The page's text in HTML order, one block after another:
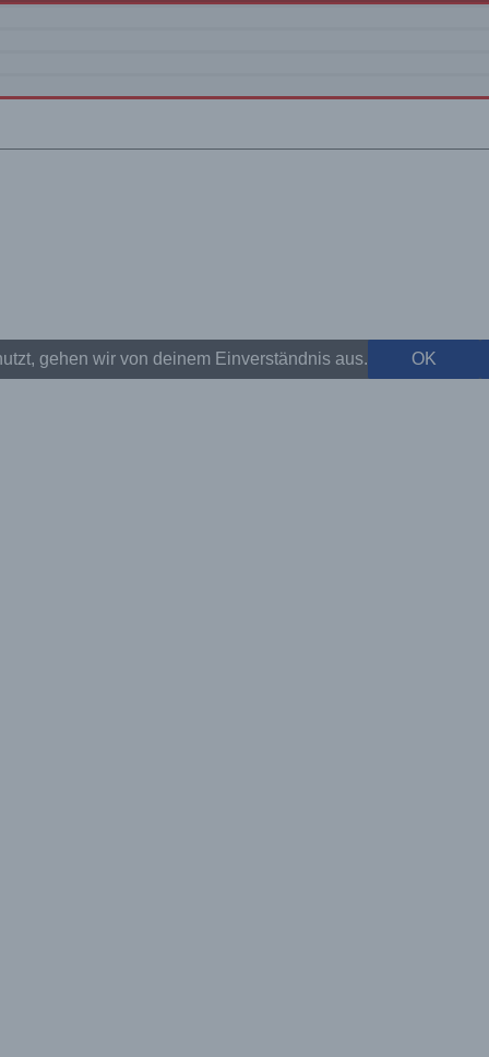
Pandemie nicht angebracht ist – feiern wir etwas anders.
mit Reisewarnung. Kreta ist dabei auf
gehen wir von deinem Einverständnis aus. OK